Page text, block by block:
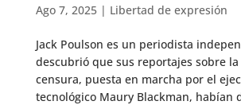
Ago 7, 2025| Libertad de expresión
Jack Poulson es un periodista
descubrió que sus reportajes sobre
censura, puesta en marcha por el
tecnológico Maury Blackman, habían